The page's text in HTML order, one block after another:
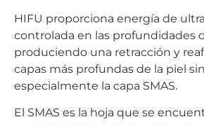
HIFU proporciona energía de
controlada en las profundidades
produciendo una retracción y
capas más profundas de la piel
especialmente la capa SMAS.
El SMAS es la hoja que se